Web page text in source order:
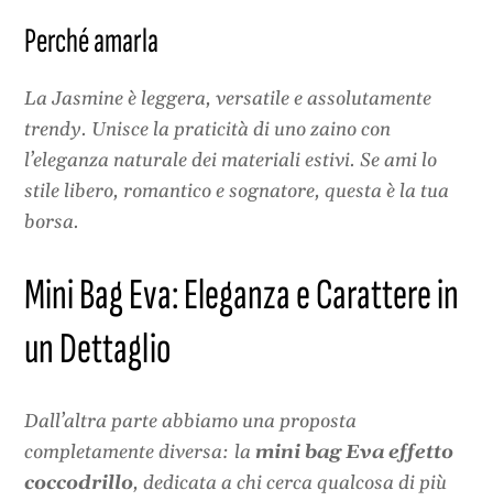
Perché amarla
La Jasmine è leggera, versatile e assolutamente
trendy. Unisce la praticità di uno zaino con
l’eleganza naturale dei materiali estivi. Se ami lo
stile libero, romantico e sognatore, questa è la tua
borsa.
Mini Bag Eva: Eleganza e Carattere in
un Dettaglio
Dall’altra parte abbiamo una proposta
completamente diversa: la mini bag Eva effetto
coccodrillo, dedicata a chi cerca qualcosa di più